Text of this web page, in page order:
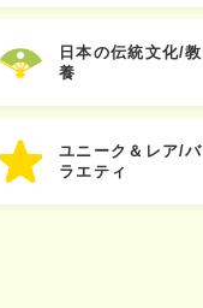
日本の伝統文化/教
養
ユニーク＆レア/バ
ラエティ